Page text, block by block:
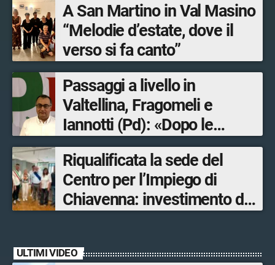
A San Martino in Val Masino
“Melodie d’estate, dove il
verso si fa canto”
Passaggi a livello in
Valtellina, Fragomeli e
Iannotti (Pd): «Dopo le
Olimpiadi solo un terzo delle
opere sostitutive sarà
ultimato entro il 2026»
Riqualificata la sede del
Centro per l’Impiego di
Chiavenna: investimento da
ULTIMI VIDEO